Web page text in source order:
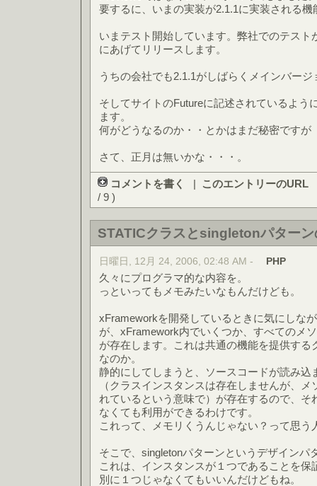
要するに、いまの実装が2.1.1に実装される
いまテスト開始しています。弊社でのテスト
にあげてリリースします。
うちの会社でも2.1.1がしばらくメインバー
そしてサイトのFutureに記述されているよう
ます。
何がどうなるのか・・とかはまだ秘密ですが
さて、正月は無いかな・・・。
コメントを書く | このエントリーのURL
/ 9 )
STATICクラスとsingletonパターン
日曜日, 12月 24, 2006, 02:48 AM - PHP
久々にプログラマ的な内容を。
っといってもメモみたいなもんだけども。
xFrameworkを開発しているときに気にしな
が、xFramework内でいくつか、すべてのメ
が存在します。これは共通の機能を提供する
なのか。
静的にしてしまうと、ソースコードが読み込
（クラスインスタンスは存在しませんが、
れているという意味で）が存在するので、そ
なくても利用ができるわけです。
これって、メモリくうんじゃない？って思う
そこで、singletonパターンというデザインパ
これは、インスタンスが１つであることを
別に１つじゃなくてもいいんだけどもね。